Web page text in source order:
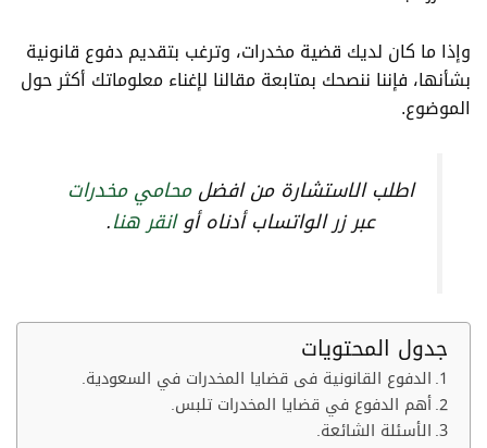
وإذا ما كان لديك قضية مخدرات، وترغب بتقديم دفوع قانونية
بشأنها، فإننا ننصحك بمتابعة مقالنا لإغناء معلوماتك أكثر حول
الموضوع.
اطلب الاستشارة من افضلمحامي مخدرات
عبر زر الواتساب أدناه أوانقر هنا.
جدول المحتويات
الدفوع القانونية فى قضايا المخدرات في السعودية.
أهم الدفوع في قضايا المخدرات تلبس.
الأسئلة الشائعة.